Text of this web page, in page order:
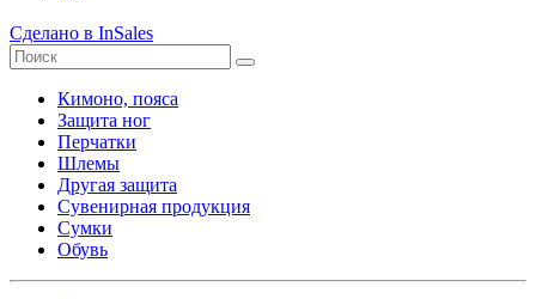
Сделано в InSales
Кимоно, пояса
Защита ног
Перчатки
Шлемы
Другая защита
Сувенирная продукция
Сумки
Обувь